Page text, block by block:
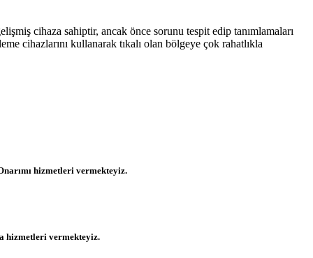
cihaza sahiptir, ancak önce sorunu tespit edip tanımlamaları
cihazlarını kullanarak tıkalı olan bölgeye çok rahatlıkla
hizmetleri vermekteyiz.
hizmetleri vermekteyiz.